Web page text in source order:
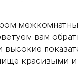
вам
красивыми